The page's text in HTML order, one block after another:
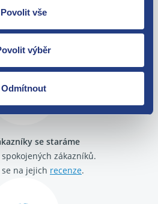
Povolit vše
výběr
Odmítnout
Vyřešíme to!
vrátit do 60 dnů od
vám pošleme náhradu.
se staráme
zákazníků.
na jejich recenze.